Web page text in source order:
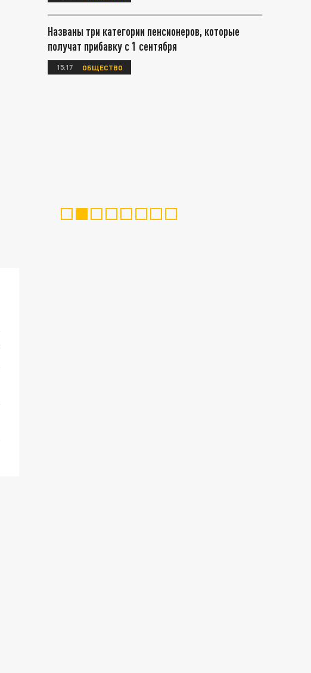
Названы три категории пенсионеров, которые
получат прибавку с 1 сентября
15:17 ОБЩЕСТВО